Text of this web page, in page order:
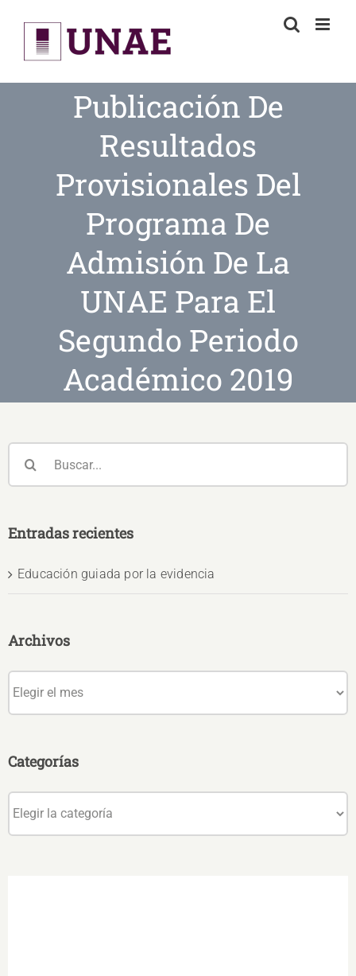
content
Publicación De
Resultados
Provisionales Del
Programa De
Admisión De La
UNAE Para El
Segundo Periodo
Académico 2019
Entradas recientes
Educación guiada por la evidencia
Archivos
Categorías